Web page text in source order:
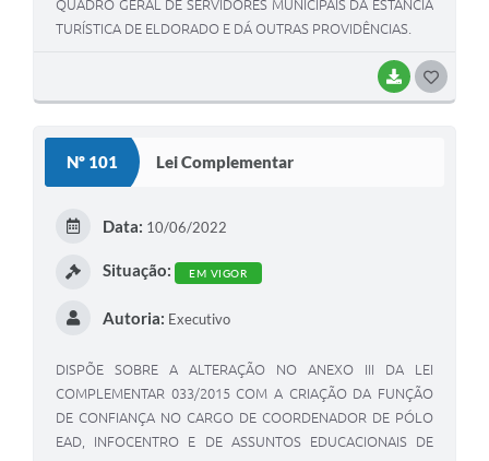
BAIXAR
QUADRO GERAL DE SERVIDORES MUNICIPAIS DA ESTÂNCIA
TURÍSTICA DE ELDORADO E DÁ OUTRAS PROVIDÊNCIAS.
Nº 101 Lei Complementar
Data: 10/06/2022
Situação: EM VIGOR
Autoria: Executivo
DISPÕE SOBRE A ALTERAÇÃO NO ANEXO III DA LEI
COMPLEMENTAR 033/2015 COM A CRIAÇÃO DA FUNÇÃO
DE CONFIANÇA NO CARGO DE COORDENADOR DE PÓLO
EAD, INFOCENTRO E DE ASSUNTOS EDUCACIONAIS DE